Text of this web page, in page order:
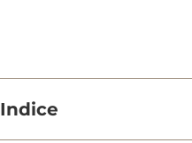
Indice